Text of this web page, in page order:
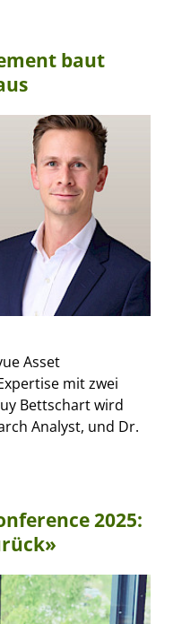
baut
Asset
mit zwei
Bettschart wird
Analyst, und Dr.
2025: